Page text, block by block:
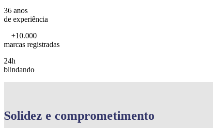
36 anos
de experiência
+10.000
marcas registradas
24h
blindando
Solidez e comprometimento